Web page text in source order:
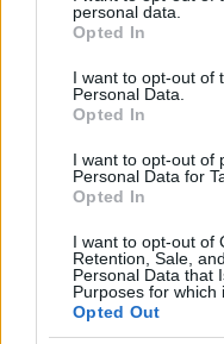
grant or deny consent
use your data for below
consent section.
personal data.
Opted In
I want to opt-out of
Personal Data.
Opted In
I want to opt-out of
Personal Data for
Opted In
I want to opt-out of
Retention, Sale,
Personal Data that
Purposes for which
Opted Out
Μαριαλένα
της και το
26.07.2026
News
Ρουμελιώτη: Οι
φωτογραφίες
16.07.2026
News
Σάκης
Ρουμελιώτη: